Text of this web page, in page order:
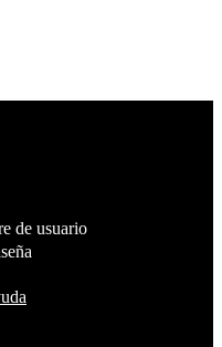
de usuario